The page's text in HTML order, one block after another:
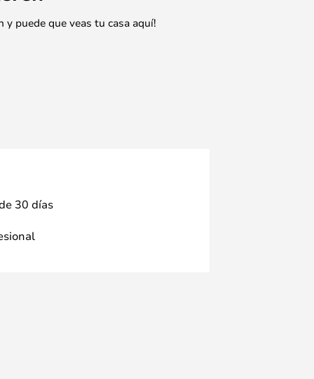
puede que veas tu casa aquí!
30 días